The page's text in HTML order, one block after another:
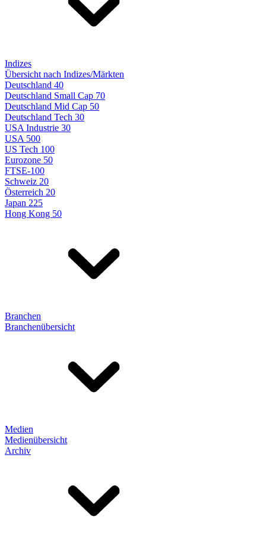
Indizes
Übersicht nach Indizes/Märkten
Deutschland 40
Deutschland Small Cap 70
Deutschland Mid Cap 50
Deutschland Tech 30
USA Industrie 30
USA 500
US Tech 100
Eurozone 50
FTSE-100
Schweiz 20
Österreich 20
Japan 225
Hong Kong 50
Branchen
Branchenübersicht
Medien
Medienübersicht
Archiv